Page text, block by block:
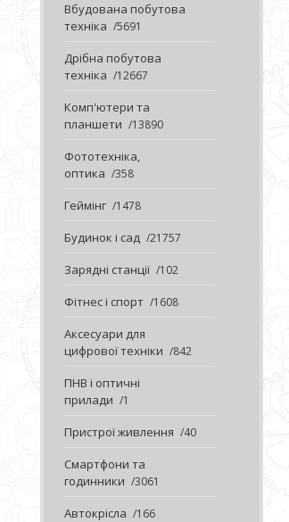
Вбудована побутова
техніка
5691
Дрібна побутова
техніка
12667
Комп'ютери та
планшети
13890
Фототехніка,
оптика
358
Геймінг 1478
Будинок і сад 21757
Зарядні станції 102
Фітнес і спорт 1608
Аксесуари для
цифрової техніки
842
ПНВ і оптичні
прилади
1
Пристрої живлення 40
Смартфони та
годинники
3061
Автокрісла 166